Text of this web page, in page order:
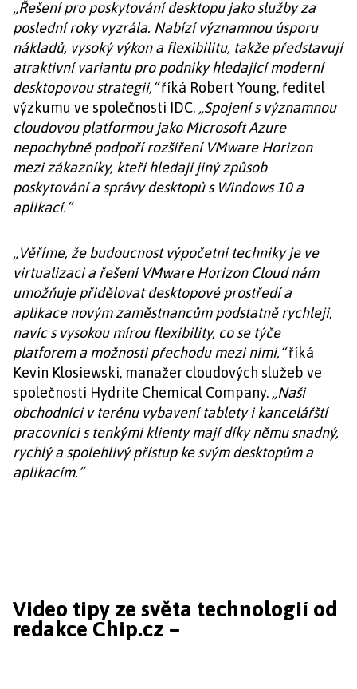
„Řešení pro poskytování desktopu jako služby za
poslední roky vyzrála. Nabízí významnou úsporu
nákladů, vysoký výkon a flexibilitu, takže představují
atraktivní variantu pro podniky hledající moderní
desktopovou strategii,“říká Robert Young, ředitel
výzkumu ve společnosti IDC. „Spojení s významnou
cloudovou platformou jako Microsoft Azure
nepochybně podpoří rozšíření VMware Horizon
mezi zákazníky, kteří hledají jiný způsob
poskytování a správy desktopů s Windows 10 a
aplikací.“
„Věříme, že budoucnost výpočetní techniky je ve
virtualizaci a řešení VMware Horizon Cloud nám
umožňuje přidělovat desktopové prostředí a
aplikace novým zaměstnancům podstatně rychleji,
navíc s vysokou mírou flexibility, co se týče
platforem a možnosti přechodu mezi nimi,“říká
Kevin Klosiewski, manažer cloudových služeb ve
společnosti Hydrite Chemical Company. „Naši
obchodníci v terénu vybavení tablety i kancelářští
pracovníci s tenkými klienty mají díky němu snadný,
rychlý a spolehlivý přístup ke svým desktopům a
aplikacím.“
Video tipy ze světa technologií od
redakce Chip.cz –